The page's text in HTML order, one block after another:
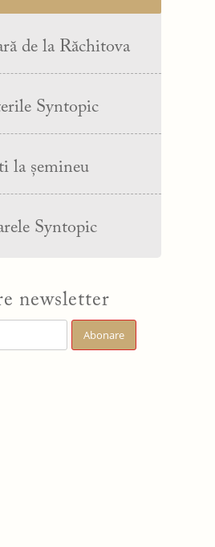
de la Răchitova
Syntopic
la șemineu
Syntopic
newsletter